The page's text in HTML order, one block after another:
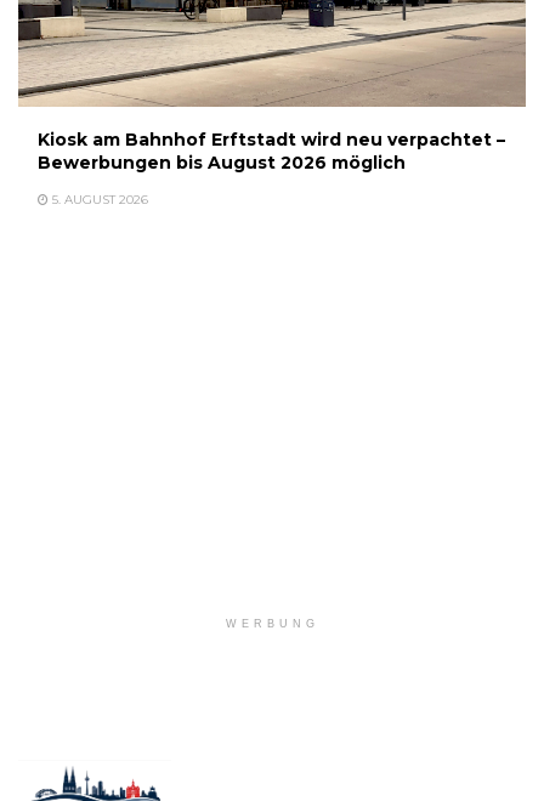
Kiosk am Bahnhof Erftstadt wird neu verpachtet –
Bewerbungen bis August 2026 möglich
5. AUGUST 2026
WERBUNG